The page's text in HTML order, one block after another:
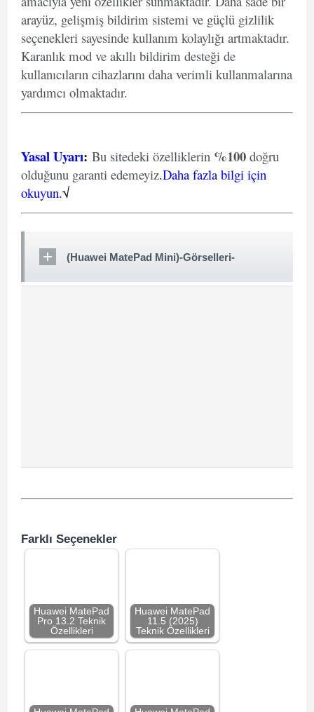
arayüz, gelişmiş bildirim sistemi ve güçlü gizlilik
seçenekleri sayesinde kullanım kolaylığı artmaktadır.
Karanlık mod ve akıllı bildirim desteği de
kullanıcıların cihazlarını daha verimli kullanmalarına
yardımcı olmaktadır.
Yasal Uyarı: Bu sitedeki özelliklerin %100 doğru
olduğunu garanti edemeyiz.Daha fazla bilgi için
okuyun.√
(Huawei MatePad Mini)-Görselleri-
Farklı Seçenekler
Huawei MatePad
Pro 13.2 Teknik
Özellikleri
Huawei MatePad
11.5 (2025)
Teknik Özellikleri